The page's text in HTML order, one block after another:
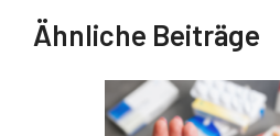
Ähnliche Beiträge